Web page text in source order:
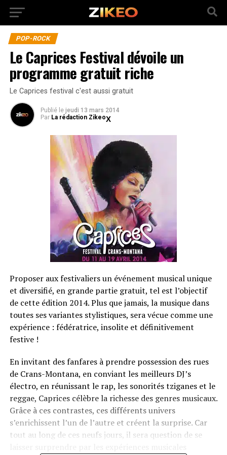
POP-ROCK
Le Caprices Festival dévoile un
programme gratuit riche
Le Caprices festival c'est aussi gratuit
Publié le jeudi 13 mars 2014
Par La rédaction Zikeo
Proposer aux festivaliers un événement musical unique
et diversifié, en grande partie gratuit, tel est l’objectif
de cette édition 2014. Plus que jamais, la musique dans
toutes ses variantes stylistiques, sera vécue comme une
expérience : fédératrice, insolite et définitivement
festive !
En invitant des fanfares à prendre possession des rues
de Crans-Montana, en conviant les meilleurs DJ’s
électro, en réunissant le rap, les sonorités tziganes et le
reggae, Caprices célèbre la richesse des genres musicaux.
Grâce à ces contrastes, ces différents univers
s’enrichissent l’un de l’autre et créent la surprise. Car
tout au long de ces neufs jours, il sera question de se